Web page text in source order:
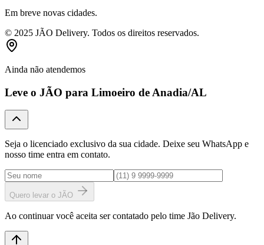
Em breve novas cidades.
© 2025 JÃO Delivery. Todos os direitos reservados.
Ainda não atendemos
Leve o JÃO para Limoeiro de Anadia/AL
Seja o licenciado exclusivo da sua cidade. Deixe seu WhatsApp e
nosso time entra em contato.
Quero levar o JÃO
Ao continuar você aceita ser contatado pelo time Jão Delivery.